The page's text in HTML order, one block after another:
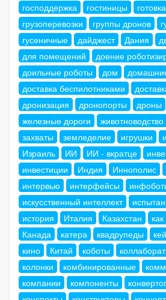
господдержка
гостиницы
грузоперевозки
группы дронов
гусеничные
дайджест Дания
для помещений
доение
доильные роботы
дом
доставка беспилотниками
дронизация
дронопорты дроны
железные дороги
животноводство
захваты
земледелие игрушки
Израиль
ИИ ИИ - вкратце
инвестиции
Индия Иннополис
интервью
интерфейсы
искусственный интеллект
история
Италия Казахстан
Канада
катера квадрупеды
кино
Китай коботы
колонки
комбинированные
компании
компоненты